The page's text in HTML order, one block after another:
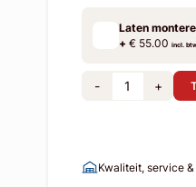
Laten
+€ 55.00 incl.
- +
Kwaliteit, service